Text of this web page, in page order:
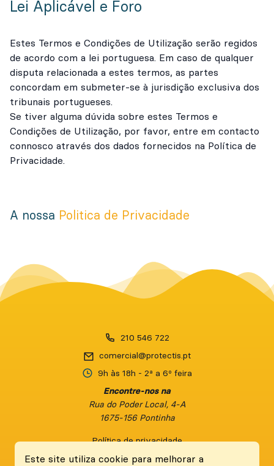
Lei Aplicável e Foro
Estes Termos e Condições de Utilização serão regidos
de acordo com a lei portuguesa. Em caso de qualquer
disputa relacionada a estes termos, as partes
concordam em submeter-se à jurisdição exclusiva dos
tribunais portugueses.
Se tiver alguma dúvida sobre estes Termos e
Condições de Utilização, por favor, entre em contacto
connosco através dos dados fornecidos na Política de
Privacidade.
A nossa Politica de Privacidade
210 546 722
9h às 18h - 2ª a 6º feira
Encontre-nos na
Rua do Poder Local, 4-A
1675-156 Pontinha
Política de privacidade
Este site utiliza cookie para melhorar a